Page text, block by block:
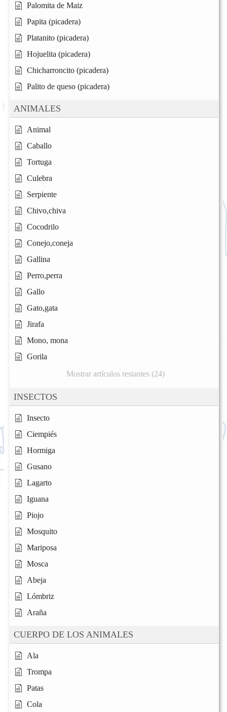
Palomita de Maiz
Papita (picadera)
Platanito (picadera)
Hojuelita (picadera)
Chicharroncito (picadera)
Palito de queso (picadera)
ANIMALES
Animal
Caballo
Tortuga
Culebra
Serpiente
Chivo,chiva
Cocodrilo
Conejo,coneja
Gallina
Perro,perra
Gallo
Gato,gata
Jirafa
Mono, mona
Gorila
Mostrar artículos restantes (24)
INSECTOS
Insecto
Ciempiés
Hormiga
Gusano
Lagarto
Iguana
Piojo
Mosquito
Mariposa
Mosca
Abeja
Lómbriz
Araña
CUERPO DE LOS ANIMALES
Ala
Trompa
Patas
Cola